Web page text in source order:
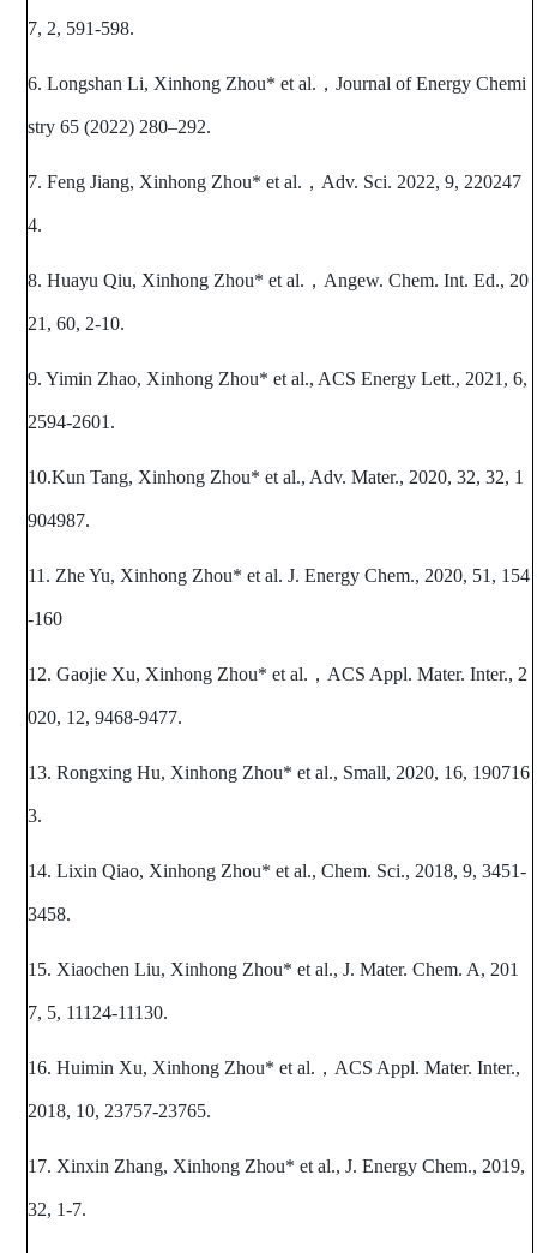
7, 2, 591-598.
6. Longshan Li, Xinhong Zhou* et al. ， Journal of Energy Chemi
stry 65 (2022) 280–292.
7. Feng Jiang, Xinhong Zhou* et al. ， Adv. Sci. 2022, 9, 220247
4.
8. Huayu Qiu, Xinhong Zhou* et al. ， Angew. Chem. Int. Ed., 20
21, 60, 2-10.
9. Yimin Zhao, Xinhong Zhou* et al., ACS Energy Lett., 2021, 6,
2594-2601.
10.Kun Tang, Xinhong Zhou* et al., Adv. Mater., 2020, 32, 32, 1
904987.
11. Zhe Yu, Xinhong Zhou* et al. J. Energy Chem., 2020, 51, 154
-160
12. Gaojie Xu, Xinhong Zhou* et al. ， ACS Appl. Mater. Inter., 2
020, 12, 9468-9477.
13. Rongxing Hu, Xinhong Zhou* et al., Small, 2020, 16, 190716
3.
14. Lixin Qiao, Xinhong Zhou* et al., Chem. Sci., 2018, 9, 3451-
3458.
15. Xiaochen Liu, Xinhong Zhou* et al., J. Mater. Chem. A, 201
7, 5, 11124-11130.
16. Huimin Xu, Xinhong Zhou* et al. ， ACS Appl. Mater. Inter.,
2018, 10, 23757-23765.
17. Xinxin Zhang, Xinhong Zhou* et al., J. Energy Chem., 2019,
32, 1-7.